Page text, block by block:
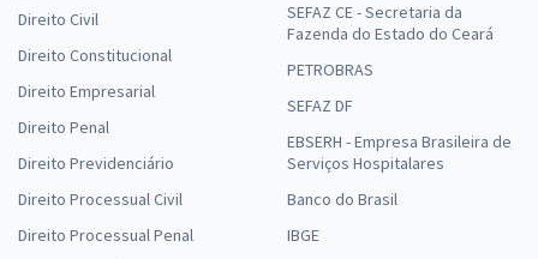
Direito Civil
Direito Constitucional
Direito Empresarial
Direito Penal
Direito Previdenciário
Direito Processual Civil
Direito Processual Penal
SEFAZ CE - Secretaria da
Fazenda do Estado do Ceará
PETROBRAS
SEFAZ DF
EBSERH - Empresa Brasileira de
Serviços Hospitalares
Banco do Brasil
IBGE